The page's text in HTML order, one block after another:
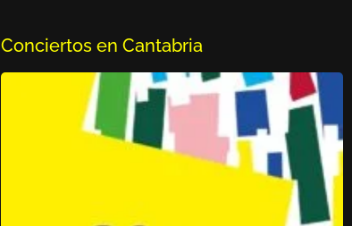
Conciertos en Cantabria